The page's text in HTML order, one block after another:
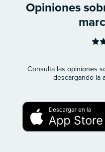
Opiniones
Consulta las opiniones
descargando la